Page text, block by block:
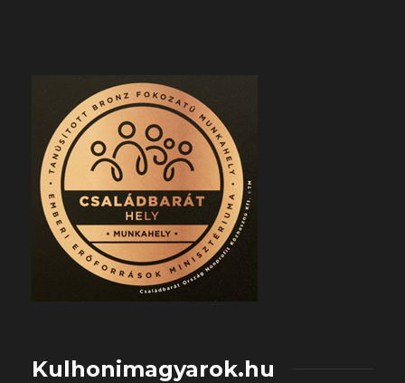
Kulhonimagyarok.hu